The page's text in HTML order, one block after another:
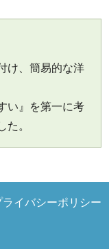
け、簡易的な洋
い』を第一に考
た。
ライバシーポリシー